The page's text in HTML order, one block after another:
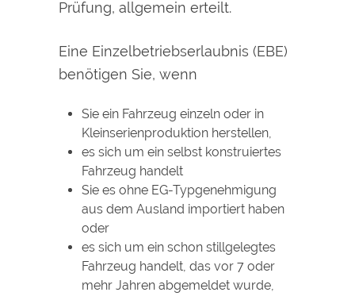
Prüfung, allgemein erteilt.
Eine Einzelbetriebserlaubnis (EBE)
benötigen Sie, wenn
Sie ein Fahrzeug einzeln oder in
Kleinserienproduktion herstellen,
es sich um ein selbst konstruiertes
Fahrzeug handelt
Sie es ohne EG-Typgenehmigung
aus dem Ausland importiert haben
oder
es sich um ein schon stillgelegtes
Fahrzeug handelt, das vor 7 oder
mehr Jahren abgemeldet wurde,